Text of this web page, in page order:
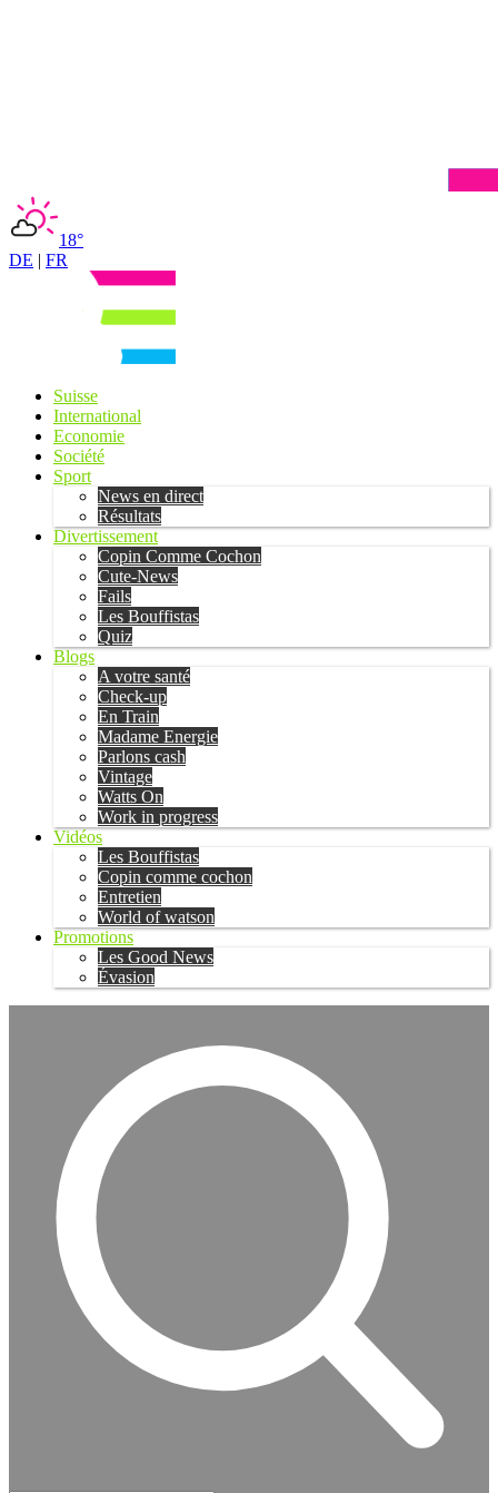
18°
DE | FR
Suisse
International
Economie
Société
Sport
News en direct
Résultats
Divertissement
Copin Comme Cochon
Cute-News
Fails
Les Bouffistas
Quiz
Blogs
A votre santé
Check-up
En Train
Madame Energie
Parlons cash
Vintage
Watts On
Work in progress
Vidéos
Les Bouffistas
Copin comme cochon
Entretien
World of watson
Promotions
Les Good News
Évasion